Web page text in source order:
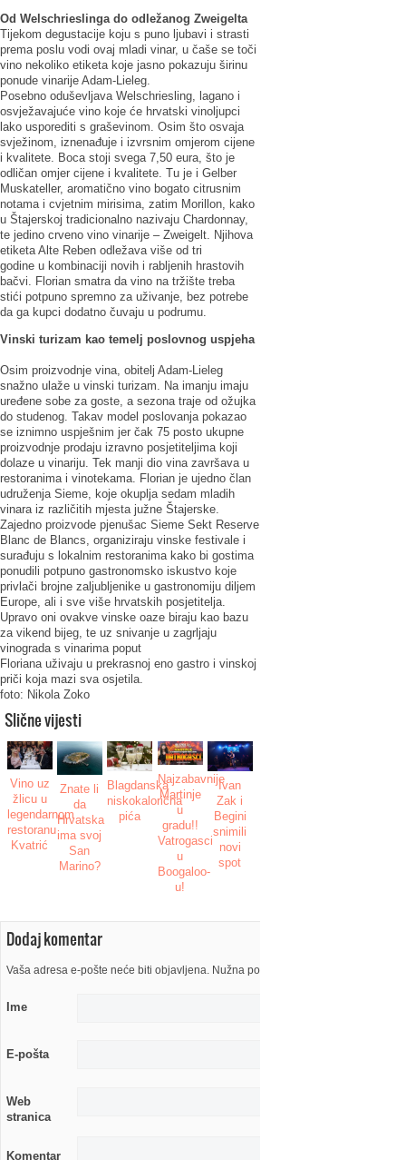
Od Welschrieslinga do odležanog Zweigelta
Tijekom degustacije koju s puno ljubavi i strasti
prema poslu vodi ovaj mladi vinar, u čaše se toči
vino nekoliko etiketa koje jasno pokazuju širinu
ponude vinarije Adam-Lieleg.
Posebno oduševljava Welschriesling, lagano i
osvježavajuće vino koje će hrvatski vinoljupci
lako usporediti s graševinom. Osim što osvaja
svježinom, iznenađuje i izvrsnim omjerom cijene
i kvalitete. Boca stoji svega 7,50 eura, što je
odličan omjer cijene i kvalitete. Tu je i Gelber
Muskateller, aromatično vino bogato citrusnim
notama i cvjetnim mirisima, zatim Morillon, kako
u Štajerskoj tradicionalno nazivaju Chardonnay,
te jedino crveno vino vinarije – Zweigelt. Njihova
etiketa Alte Reben odležava više od tri
godine u kombinaciji novih i rabljenih hrastovih
bačvi. Florian smatra da vino na tržište treba
stići potpuno spremno za uživanje, bez potrebe
da ga kupci dodatno čuvaju u podrumu.
Vinski turizam kao temelj poslovnog uspjeha
Osim proizvodnje vina, obitelj Adam-Lieleg
snažno ulaže u vinski turizam. Na imanju imaju
uređene sobe za goste, a sezona traje od ožujka
do studenog. Takav model poslovanja pokazao
se iznimno uspješnim jer čak 75 posto ukupne
proizvodnje prodaju izravno posjetiteljima koji
dolaze u vinariju. Tek manji dio vina završava u
restoranima i vinotekama. Florian je ujedno član
udruženja Sieme, koje okuplja sedam mladih
vinara iz različitih mjesta južne Štajerske.
Zajedno proizvode pjenušac Sieme Sekt Reserve
Blanc de Blancs, organiziraju vinske festivale i
surađuju s lokalnim restoranima kako bi gostima
ponudili potpuno gastronomsko iskustvo koje
privlači brojne zaljubljenike u gastronomiju diljem
Europe, ali i sve više hrvatskih posjetitelja.
Upravo oni ovakve vinske oaze biraju kao bazu
za vikend bijeg, te uz snivanje u zagrljaju
vinograda s vinarima poput
Floriana uživaju u prekrasnoj eno gastro i vinskoj
priči koja mazi sva osjetila.
foto: Nikola Zoko
Slične vijesti
Vino uz
žlicu u
legendarnom
restoranu
Kvatrić
Znate li
da
Hrvatska
ima svoj
San
Marino?
Blagdanska
niskokalorična
pića
Najzabavnije
Martinje
u
gradu!!
Vatrogasci
u
Boogaloo-
u!
Ivan
Zak i
Begini
snimili
novi
spot
Dodaj komentar
Vaša adresa e-pošte neće biti objavljena. Nužna polja su označena s
Ime
E-pošta
Web
stranica
Komentar